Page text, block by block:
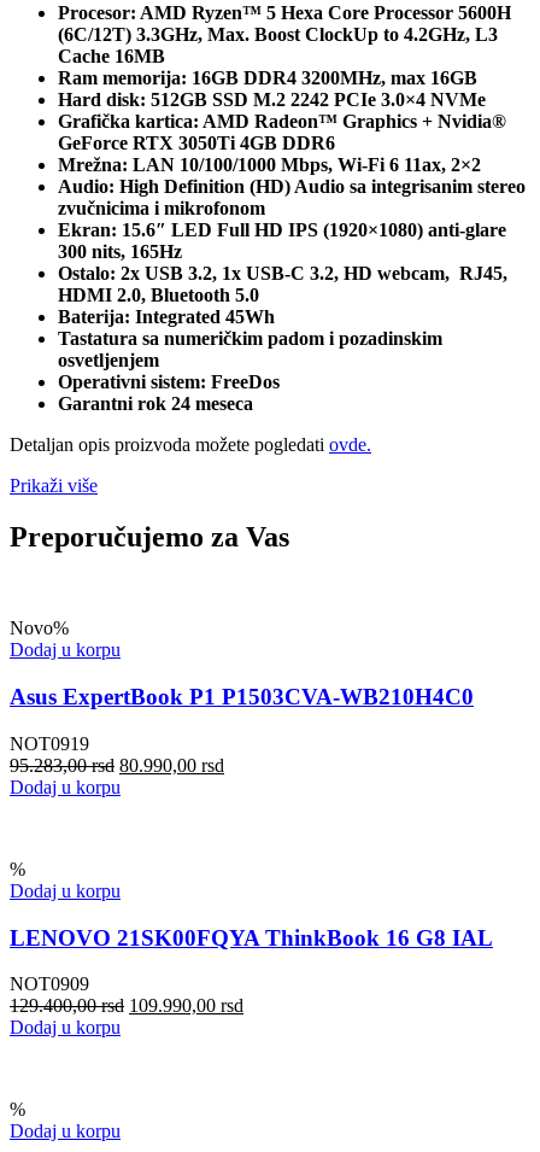
Procesor: AMD Ryzen™ 5 Hexa Core Processor 5600H
(6C/12T) 3.3GHz, Max. Boost ClockUp to 4.2GHz, L3
Cache 16MB
Ram memorija: 16GB DDR4 3200MHz, max 16GB
Hard disk: 512GB SSD M.2 2242 PCIe 3.0×4 NVMe
Grafička kartica: AMD Radeon™ Graphics + Nvidia®
GeForce RTX 3050Ti 4GB DDR6
Mrežna: LAN 10/100/1000 Mbps, Wi-Fi 6 11ax, 2×2
Audio: High Definition (HD) Audio sa integrisanim stereo
zvučnicima i mikrofonom
Ekran: 15.6″ LED Full HD IPS (1920×1080) anti-glare
300 nits, 165Hz
Ostalo: 2x USB 3.2, 1x USB-C 3.2, HD webcam, RJ45,
HDMI 2.0, Bluetooth 5.0
Baterija: Integrated 45Wh
Tastatura sa numeričkim padom i pozadinskim
osvetljenjem
Operativni sistem: FreeDos
Garantni rok 24 meseca
Detaljan opis proizvoda možete pogledati ovde.
Prikaži više
Preporučujemo za Vas
Novo%
Dodaj u korpu
Asus ExpertBook P1 P1503CVA-WB210H4C0
NOT0919
95.283,00rsd 80.990,00 rsd
Dodaj u korpu
%
Dodaj u korpu
LENOVO 21SK00FQYA ThinkBook 16 G8 IAL
NOT0909
129.400,00rsd 109.990,00 rsd
Dodaj u korpu
%
Dodaj u korpu